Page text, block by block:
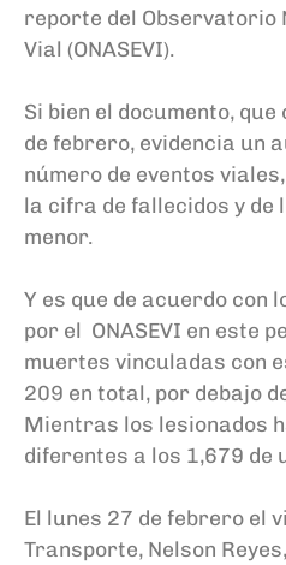
reporte del Observatorio
Vial (ONASEVI).
Si bien el documento,
de febrero, evidencia un
número de eventos
la cifra de fallecidos y de
menor.
Y es que de acuerdo con
por el ONASEVI en este
muertes vinculadas con
209 en total, por debajo
Mientras los lesionados
diferentes a los 1,679 de
El lunes 27 de febrero el
Transporte, Nelson